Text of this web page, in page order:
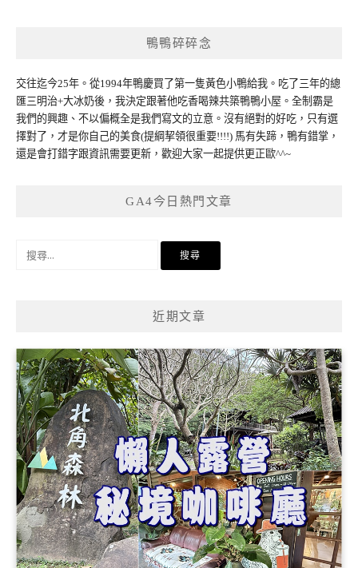
鴨鴨碎碎念
交往迄今25年。從1994年鴨慶買了第一隻黃色小鴨給我。吃了三年的總
匯三明治+大冰奶後，我決定跟著他吃香喝辣共築鴨鴨小屋。全制霸是
我們的興趣、不以偏概全是我們寫文的立意。沒有絕對的好吃，只有選
擇對了，才是你自己的美食(提綱挈領很重要!!!!) 馬有失蹄，鴨有錯掌，
還是會打錯字跟資訊需要更新，歡迎大家一起提供更正歐^^~
GA4今日熱門文章
近期文章